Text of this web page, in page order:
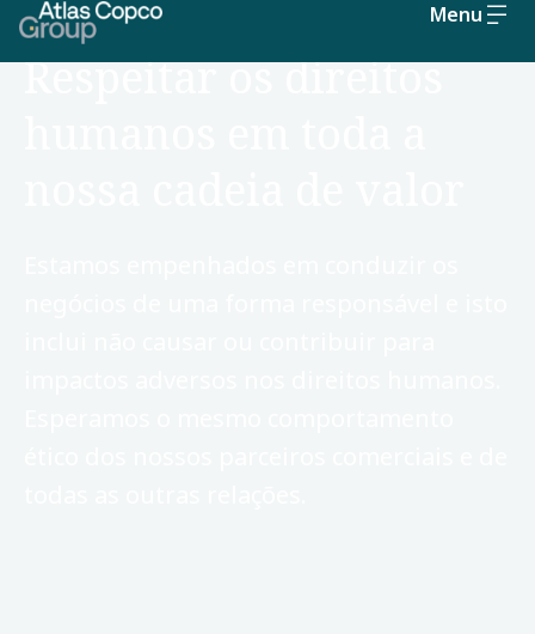
Menu
ESTRUTURA E ORGANIZAÇÃO
Respeitar os direitos